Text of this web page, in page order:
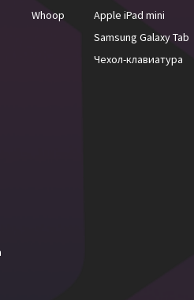
Whoop
Apple iPad mini
Samsung Galaxy Tab
Чехол-клавиатура